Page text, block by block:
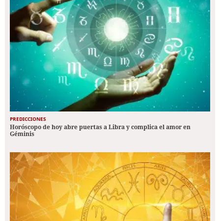
PREDICCIONES
Horóscopo de hoy abre puertas a Libra y complica el amor en
Géminis